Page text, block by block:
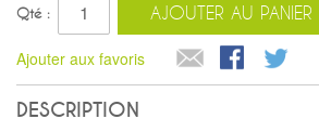
Qté : AJOUTER AU PANIER
Ajouter aux favoris
DESCRIPTION